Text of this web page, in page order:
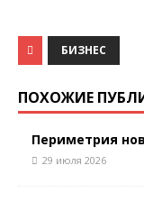
БИЗНЕС
ПОХОЖИЕ
Периметрия
29 июля 2026